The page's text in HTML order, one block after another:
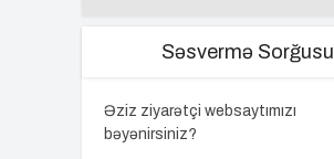
Səsvermə Sorğusu
Əziz ziyarətçi websaytımızı
bəyənirsiniz?